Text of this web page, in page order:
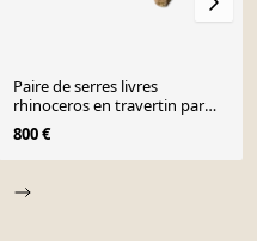
Paire de serres livres
rhinoceros en travertin par
Fratelli Mannelli, années 70
800 €